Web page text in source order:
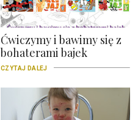
Ćwiczymy i bawimy się z
bohaterami bajek
CZYTAJ DALEJ